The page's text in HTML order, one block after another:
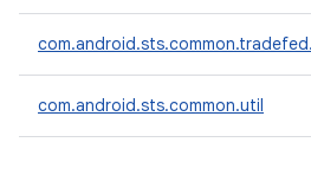
com.android.sts.common.util